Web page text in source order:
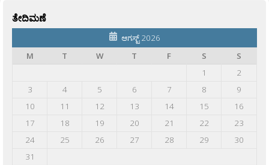
ತೇದಿಮಣೆ
ಆಗಸ್ಟ್ 2026
M
T W T F S
S
1
2
3
4 5 6 7 8
9
10
11 12 13 14 15
16
17
18 19 20 21 22
23
24
25 26 27 28 29
30
31